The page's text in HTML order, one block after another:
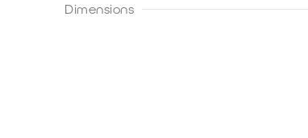
Dimensions